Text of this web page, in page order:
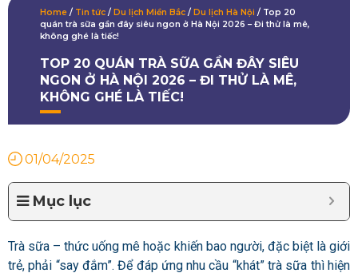
Home / Tin tức / Du lịch Miền Bắc / Du lịch Hà Nội / Top 20
quán trà sữa gần đây siêu ngon ở Hà Nội 2026 – Đi thử là mê,
không ghé là tiếc!
TOP 20 QUÁN TRÀ SỮA GẦN ĐÂY SIÊU
NGON Ở HÀ NỘI 2026 – ĐI THỬ LÀ MÊ,
KHÔNG GHÉ LÀ TIẾC!
01/04/2025
Mục lục
Trà sữa – thức uống mê hoặc khiến bao người, đặc biệt là giới
trẻ, phải “say đắm”. Để đáp ứng nhu cầu “khát” trà sữa thì hiện